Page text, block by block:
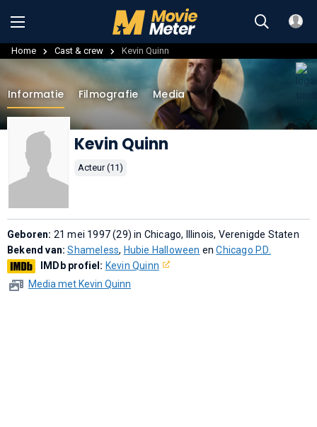
Home Cast & crew Kevin Quinn
Informatie Filmografie Media
Kevin Quinn
Acteur (11)
Geboren: 21 mei 1997 (29) in Chicago, Illinois, Verenigde Staten
Bekend van:Shameless, Hubie Halloween enChicago P.D.
IMDb profiel: Kevin Quinn
Media met Kevin Quinn